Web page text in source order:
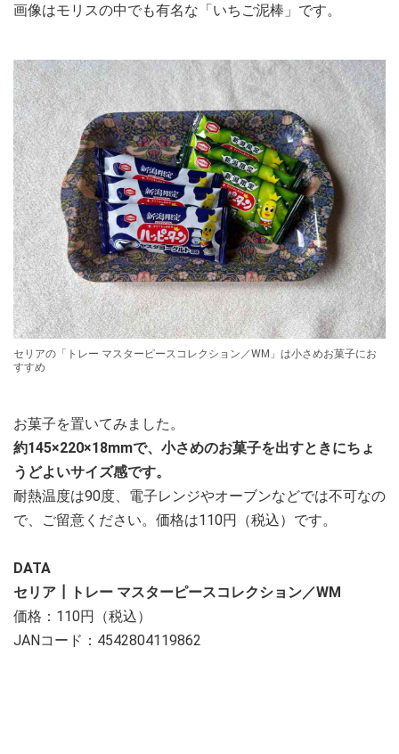
画像はモリスの中でも有名な「いちご泥棒」です。
セリアの「トレー マスターピースコレクション／WM」は小さめお菓子にお
すすめ
お菓子を置いてみました。
約145×220×18mmで、小さめのお菓子を出すときにちょ
うどよいサイズ感です。
耐熱温度は90度、電子レンジやオーブンなどでは不可なの
で、ご留意ください。価格は110円（税込）です。
DATA
セリア┃トレー マスターピースコレクション／WM
価格：110円（税込）
JANコード：4542804119862